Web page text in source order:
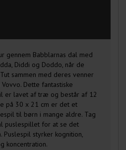
gennem Babblarnas dal med
Diddi og Doddo, når de
sammen med deres venner
Dette fantastiske
er lavet af træ og består af 12
på 30 x 21 cm er det et
til børn i mange aldre. Tag
puslespillet for at se det
Puslespil styrker kognition,
koncentration.